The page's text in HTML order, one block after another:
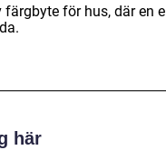
för hus, där en
här